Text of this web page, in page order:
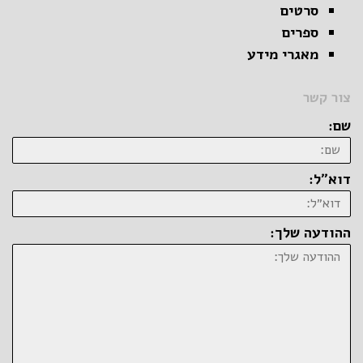
סרטים
ספרים
מאגרי מידע
צור קשר
שם:
דוא״ל:
ההודעה שלך: